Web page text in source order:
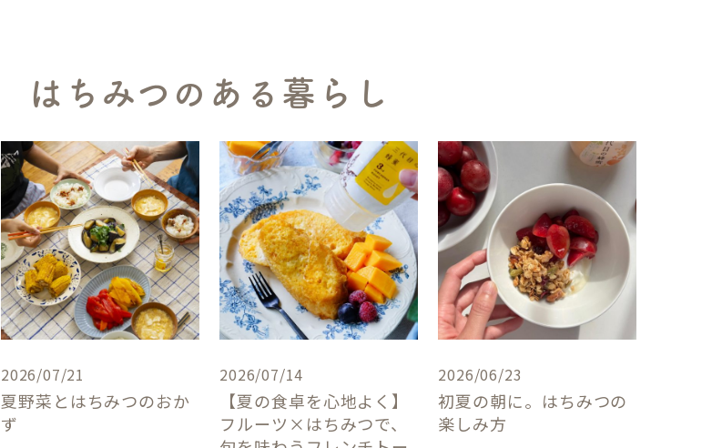
はちみつのある暮らし
2026/07/21
夏野菜とはちみつのおか
ず
2026/07/14
【夏の食卓を心地よく】
フルーツ×はちみつで、
2026/06/23
初夏の朝に。はちみつの
楽しみ方